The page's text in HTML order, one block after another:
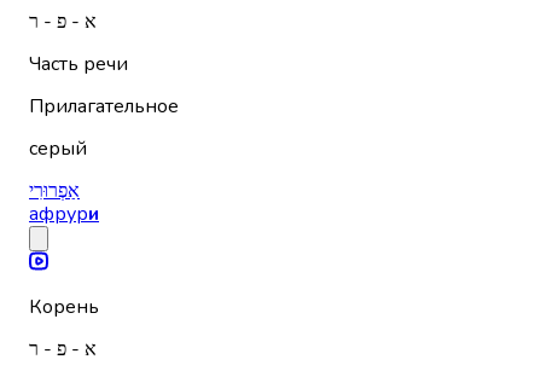
א - פ - ר
Часть речи
Прилагательное
серый
אַפְרוּרִי
афрури
Корень
א - פ - ר